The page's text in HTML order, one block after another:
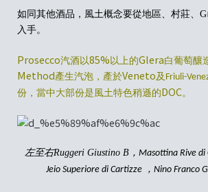
如同其他酒品， 風土概念要從地區、村莊、G
入手。
Prosecco汽酒以85%以上的Glera白葡萄釀
Method產生汽泡 ， 產於Veneto及 Friuli-
份， 當中大部份是風土特色稍遜的DOC。
左至右Ruggeri Giustino B， Masottina Rive di
Jeio Superiore di Cartizze ， Nino Franco